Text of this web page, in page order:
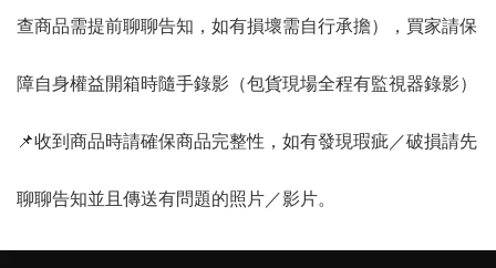
查商品需提前聊聊告知，如有損壞需自行承擔），買家請保
障自身權益開箱時隨手錄影（包貨現場全程有監視器錄影）
📌收到商品時請確保商品完整性，如有發現瑕疵／破損請先
聊聊告知並且傳送有問題的照片／影片。